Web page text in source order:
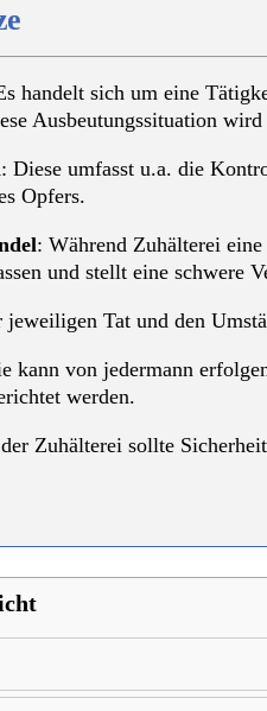
handelt sich um eine
Ausbeutungssituation
: Diese umfasst u.a. die
Opfers.
: Während Zuhälterei
und stellt eine schwere
Tat und den
kann von jedermann
werden.
Zuhälterei sollte